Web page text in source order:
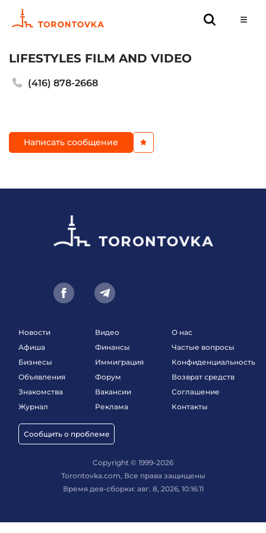
LIFESTYLES FILM AND VIDEO
(416) 878-2668
Написать сообщение
Новости
Афиша
Бизнесы
Объявления
Знакомства
Журнал
Сообщить о проблеме
Видео
Финансы
Иммиграция
Форум
Вакансии
Реклама
О нас
Частые вопросы
Конфиденциальность
Возврат средств
Соглашение
Контакты
Copyright © 1999-2026
Torontovka.com, Все права защищены
Время дев-сборки: авг. 8, 2026, 10:16:11